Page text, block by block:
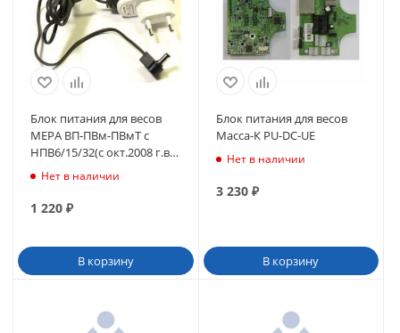
Блок питания для весов
МЕРА ВП-ПВм-ПВмТ с
НПВ6/15/32(с окт.2008 г.в.)
(GW-TR-020)
Нет в наличии
1 220 ₽
В корзину
Блок питания для весов
Масса-К PU-DC-UE
Нет в наличии
3 230₽
В корзину